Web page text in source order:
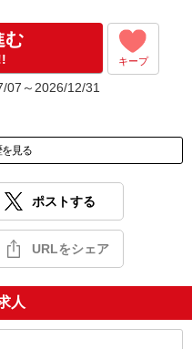
む
キープ
07～2026/12/31
見る
ポストする
URLをシェア
人